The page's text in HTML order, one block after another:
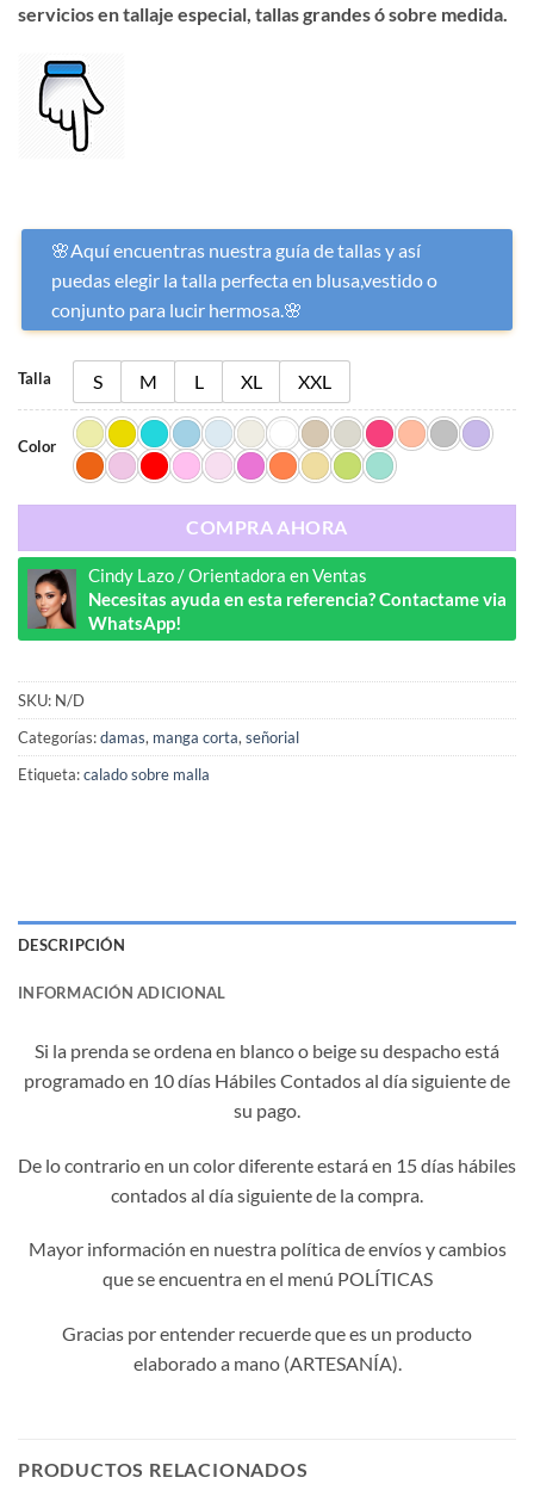
servicios en tallaje especial, tallas grandes ó sobre medida.
🌸Aquí encuentras nuestra guía de tallas y así
puedas elegir la talla perfecta en blusa,vestido o
conjunto para lucir hermosa.🌸
Talla S M L XL XXL
Color
COMPRA AHORA
Cindy Lazo / Orientadora en Ventas
Necesitas ayuda en esta referencia? Contactame via
WhatsApp!
SKU: N/D
Categorías:damas, manga corta, señorial
Etiqueta:calado sobre malla
DESCRIPCIÓN
INFORMACIÓN ADICIONAL
Si la prenda se ordena en blanco o beige su despacho está
programado en 10 días Hábiles Contados al día siguiente de
su pago.
De lo contrario en un color diferente estará en 15 días hábiles
contados al día siguiente de la compra.
Mayor información en nuestra política de envíos y cambios
que se encuentra en el menú POLÍTICAS
Gracias por entender recuerde que es un producto
elaborado a mano (ARTESANÍA).
PRODUCTOS RELACIONADOS